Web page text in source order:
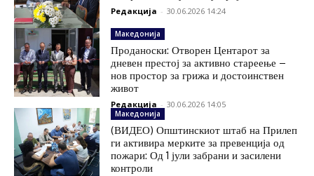
Редакција - 30.06.2026 14:24
Македонија
Проданоски: Отворен Центарот за
дневен престој за активно стареење –
нов простор за грижа и достоинствен
живот
Редакција - 30.06.2026 14:05
Македонија
(ВИДЕО) Општинскиот штаб на Прилеп
ги активира мерките за превенција од
пожари: Од 1 јули забрани и засилени
контроли